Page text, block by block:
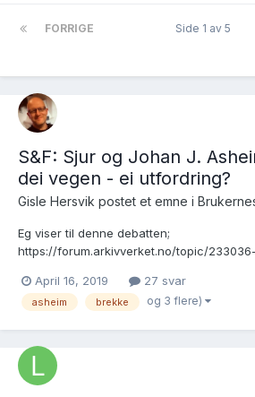
FORRIGE Side 1 av 5
S&F: Sjur og Johan J.
dei vegen - ei utfordring?
Gisle Hersvik postet et emne i
Eg viser til denne debatten;
https://forum.arkivverket.no/topic/
der. To av barna til Johannes H Asheim er
7.Sjur J. Asheim, adr ukjent [f. 15 Dec 1892,
April 16, 2019 27 svar
asheim brekke og 3 flere)